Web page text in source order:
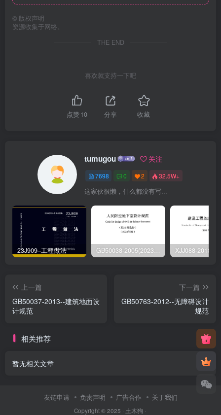
© 版权声明
资源收集于网络。
THE END
喜欢就支持一下吧
点赞10 分享 收藏
tumugou 关注
7698 0 2 32.5W+
这家伙很懒，什么都没有写...
23J909–工程做法
上一篇
GB50037-2013--建筑地面设
计规范
下一篇
GB50763-2012--无障碍设计
规范
相关推荐
暂无相关文章
友链申请 免责声明 广告合作 关于我们
Copyright © 2025 · 土木狗 ·